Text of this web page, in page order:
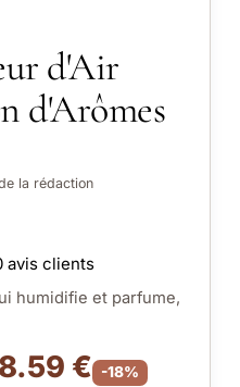
d'Air
d'Arômes
la rédaction
avis clients
humidifie et parfume,
€ -18%